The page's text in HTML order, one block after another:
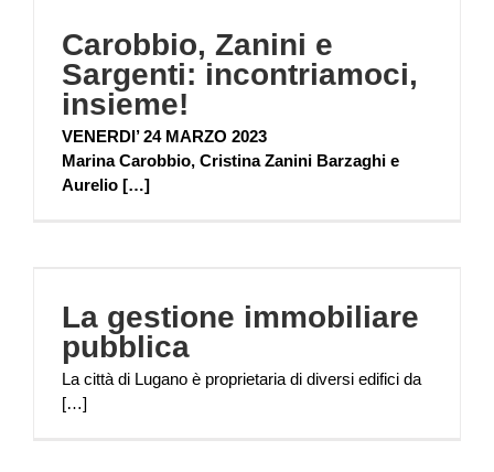
Carobbio, Zanini e
Sargenti: incontriamoci,
insieme!
VENERDI’ 24 MARZO 2023
Marina Carobbio, Cristina Zanini Barzaghi e
Aurelio […]
La gestione immobiliare
pubblica
La città di Lugano è proprietaria di diversi edifici da
[…]